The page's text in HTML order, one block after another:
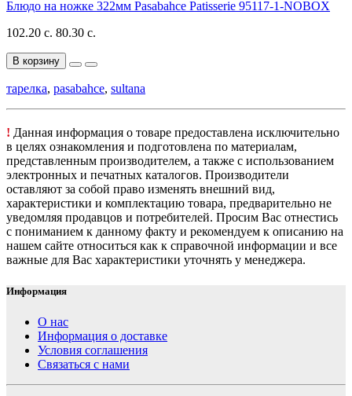
Блюдо на ножке 322мм Pasabahce Patisserie 95117-1-NOBOX
102.20 с. 80.30 с.
В корзину
тарелка, pasabahce, sultana
! Данная информация о товаре предоставлена исключительно
в целях ознакомления и подготовлена по материалам,
представленным производителем, а также с использованием
электронных и печатных каталогов. Производители
оставляют за собой право изменять внешний вид,
характеристики и комплектацию товара, предварительно не
уведомляя продавцов и потребителей. Просим Вас отнестись
с пониманием к данному факту и рекомендуем к описанию на
нашем сайте относиться как к справочной информации и все
важные для Вас характеристики уточнять у менеджера.
Информация
О нас
Информация о доставке
Условия соглашения
Связаться с нами